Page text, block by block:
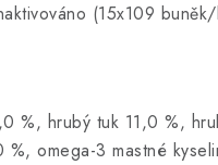
(15x109
%, hrubý tuk 11,0 %,
omega-3 mastné